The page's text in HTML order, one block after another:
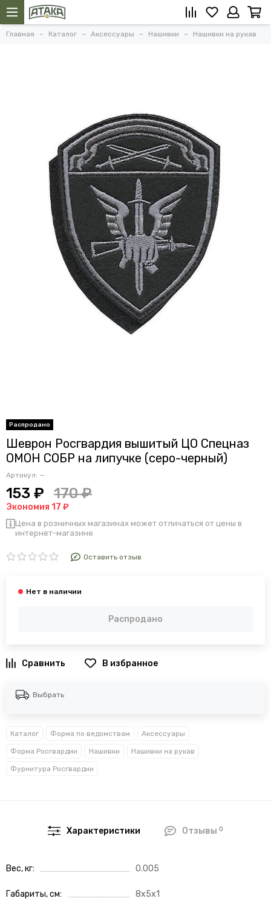
Главная Каталог Аксессуары Нашивки Нашивки на рукав
Шеврон Росгвардия вышитый ЦО Спецназ
ОМОН СОБР на липучке (серо-черный)
Артикул: —
153 ₽ 170 ₽
Экономия 17 ₽
Цена в розничных магазинах может отличаться от цены в
интернет-магазине
Оставить отзыв
Распродано
В избранное
Выбрать
Каталог Форма по ведомствам Аксессуары
Форма Росгвардии Нашивки Нашивки на рукав
Фурнитура Росгвардии
Характеристики Отзывы 0
Вес, кг 0.005
Габариты, см 8x5x1